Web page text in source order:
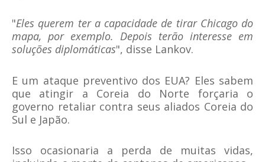
"Eles querem ter a capacidade de tirar Chicago do
mapa, por exemplo. Depois terão interesse em
soluções diplomáticas", disse Lankov.
E um ataque preventivo dos EUA? Eles sabem
que atingir a Coreia do Norte forçaria o
governo retaliar contra seus aliados Coreia do
Sul e Japão.
Isso ocasionaria a perda de muitas vidas,